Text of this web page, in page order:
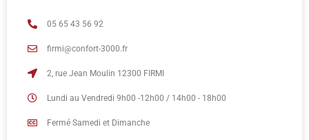
05 65 43 56 92
firmi@confort-3000.fr
2, rue Jean Moulin 12300 FIRMI
Lundi au Vendredi 9h00 -12h00 / 14h00 - 18h00
Fermé Samedi et Dimanche